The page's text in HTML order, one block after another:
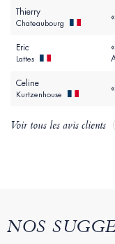
Thierry
Chateaubourg
Eric
Lattes
Celine
Kurtzenhouse
Voir tous les avis clients
NOS